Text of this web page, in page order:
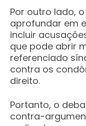
Por outro lado,
aprofundar em
incluir
que pode abrir
referenciado
contra os
direito.
Portanto, o
contra-